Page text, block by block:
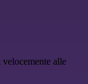
alle